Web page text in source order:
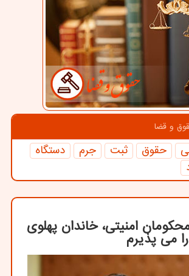
و قضا
حقوق ثبت جرم
دستگاه
امنیتی، خاندان پهلوی
می پذیرم